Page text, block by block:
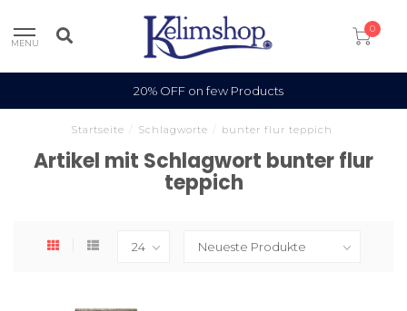
MENU
0
20% OFF on few Products
Startseite Schlagworte bunter flur teppich
Artikel mit Schlagwort bunter flur
teppich